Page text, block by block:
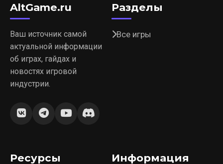
AltGame.ru
Ваш источник самой
актуальной информации
об играх, гайдах и
новостях игровой
индустрии.
Разделы
Все игры
Ресурсы Информация